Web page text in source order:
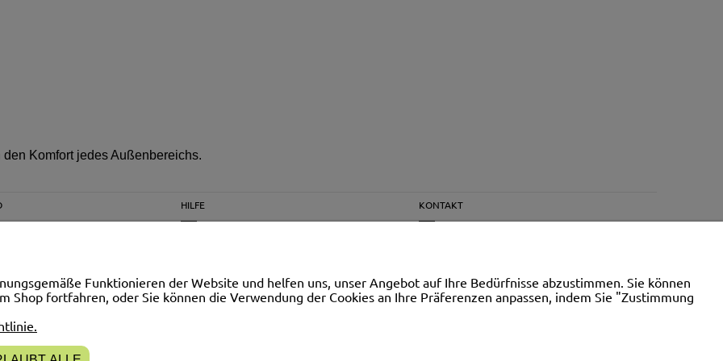
Komfort jedes Außenbereichs.
HILFE
Blog
KONTAKT
Funktionieren der Website und helfen uns, unser Angebot auf Ihre Bedürfnisse abzustimmen. Sie können
Shop fortfahren, oder Sie können die Verwendung der Cookies an Ihre Präferenzen anpassen, indem Sie "Zustimmung